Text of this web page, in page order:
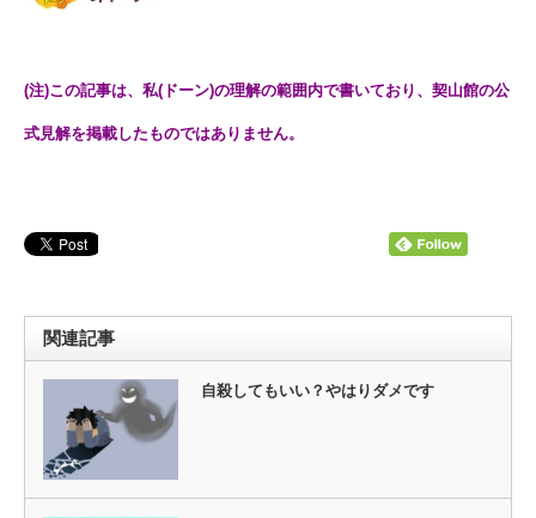
(注)この記事は、私(ドーン)の理解の範囲内で書いており、契山館の公
式見解を掲載したものではありません。
関連記事
自殺してもいい？やはりダメです